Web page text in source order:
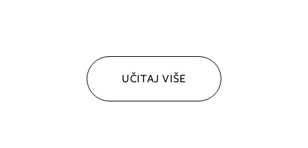
UČITAJ VIŠE